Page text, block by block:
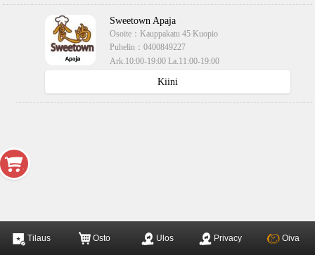
Sweetown Apaja
Osoite： Kauppakatu 45 Kuopio
Puhelin：0400849227
Ark.10:00-19:00 La.11:00-19:00
Kiini
Tilaus Osto Ulos Privacy Oiva